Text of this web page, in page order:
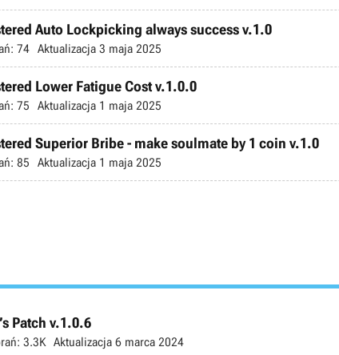
Auto Lockpicking always success v.1.0
74 Aktualizacja 3 maja 2025
Lower Fatigue Cost v.1.0.0
75 Aktualizacja 1 maja 2025
Superior Bribe - make soulmate by 1 coin v.1.0
85 Aktualizacja 1 maja 2025
Patch v.1.0.6
3.3K Aktualizacja 6 marca 2024